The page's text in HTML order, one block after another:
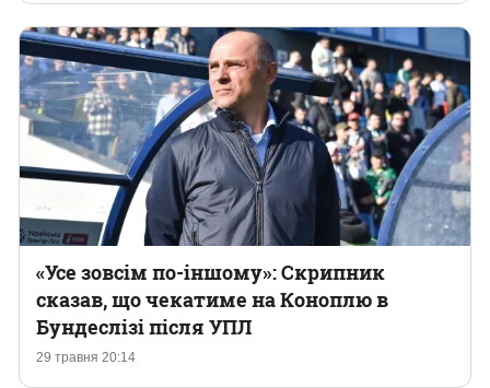
29 травня 20:14
«Усе зовсім по-іншому»: Скрипник
сказав, що чекатиме на Коноплю в
Бундеслізі після УПЛ